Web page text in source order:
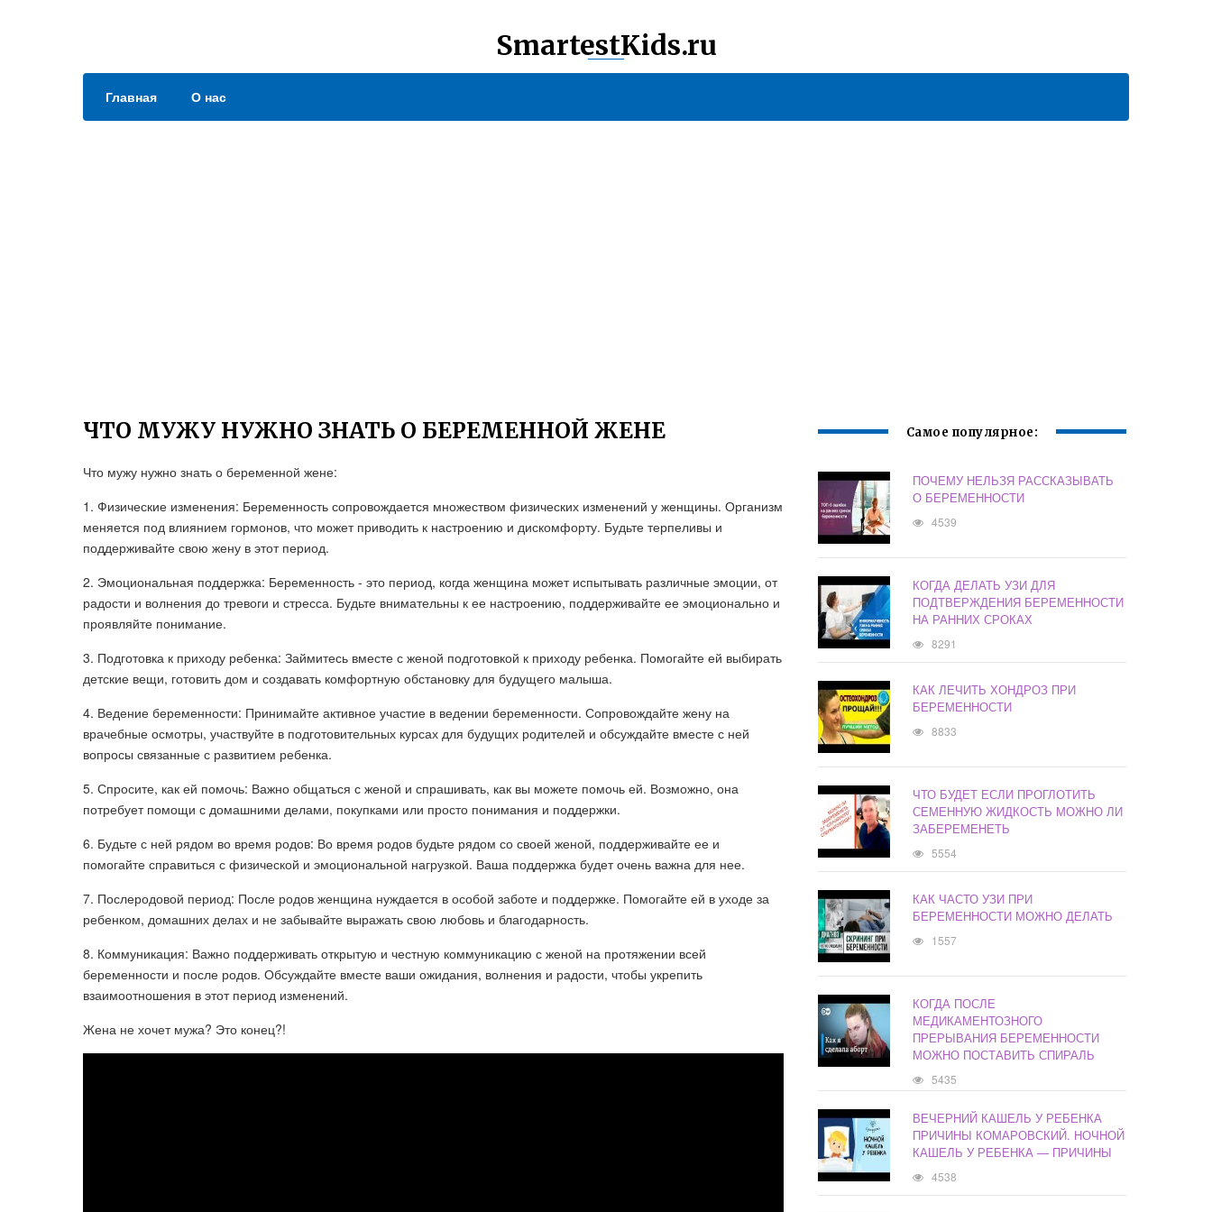
SmartestKids.ru
Главная О нас
ЧТО МУЖУ НУЖНО ЗНАТЬ О БЕРЕМЕННОЙ ЖЕНЕ
Что мужу нужно знать о беременной жене:
1. Физические изменения: Беременность сопровождается множеством физических изменений у женщины. Организм
меняется под влиянием гормонов, что может приводить к настроению и дискомфорту. Будьте терпеливы и
поддерживайте свою жену в этот период.
2. Эмоциональная поддержка: Беременность - это период, когда женщина может испытывать различные эмоции, от
радости и волнения до тревоги и стресса. Будьте внимательны к ее настроению, поддерживайте ее эмоционально и
проявляйте понимание.
3. Подготовка к приходу ребенка: Займитесь вместе с женой подготовкой к приходу ребенка. Помогайте ей выбирать
детские вещи, готовить дом и создавать комфортную обстановку для будущего малыша.
4. Ведение беременности: Принимайте активное участие в ведении беременности. Сопровождайте жену на
врачебные осмотры, участвуйте в подготовительных курсах для будущих родителей и обсуждайте вместе с ней
вопросы связанные с развитием ребенка.
5. Спросите, как ей помочь: Важно общаться с женой и спрашивать, как вы можете помочь ей. Возможно, она
потребует помощи с домашними делами, покупками или просто понимания и поддержки.
6. Будьте с ней рядом во время родов: Во время родов будьте рядом со своей женой, поддерживайте ее и
помогайте справиться с физической и эмоциональной нагрузкой. Ваша поддержка будет очень важна для нее.
7. Послеродовой период: После родов женщина нуждается в особой заботе и поддержке. Помогайте ей в уходе за
ребенком, домашних делах и не забывайте выражать свою любовь и благодарность.
8. Коммуникация: Важно поддерживать открытую и честную коммуникацию с женой на протяжении всей
беременности и после родов. Обсуждайте вместе ваши ожидания, волнения и радости, чтобы укрепить
взаимоотношения в этот период изменений.
Жена не хочет мужа? Это конец?!
Самое популярное:
ПОЧЕМУ НЕЛЬЗЯ РАССКАЗЫВАТЬ
О БЕРЕМЕННОСТИ
4539
КОГДА ДЕЛАТЬ УЗИ ДЛЯ
ПОДТВЕРЖДЕНИЯ БЕРЕМЕННОСТИ
НА РАННИХ СРОКАХ
8291
КАК ЛЕЧИТЬ ХОНДРОЗ ПРИ
БЕРЕМЕННОСТИ
8833
ЧТО БУДЕТ ЕСЛИ ПРОГЛОТИТЬ
СЕМЕННУЮ ЖИДКОСТЬ МОЖНО ЛИ
ЗАБЕРЕМЕНЕТЬ
5554
КАК ЧАСТО УЗИ ПРИ
БЕРЕМЕННОСТИ МОЖНО ДЕЛАТЬ
1557
КОГДА ПОСЛЕ
МЕДИКАМЕНТОЗНОГО
ПРЕРЫВАНИЯ БЕРЕМЕННОСТИ
МОЖНО ПОСТАВИТЬ СПИРАЛЬ
5435
ВЕЧЕРНИЙ КАШЕЛЬ У РЕБЕНКА
ПРИЧИНЫ КОМАРОВСКИЙ. НОЧНОЙ
КАШЕЛЬ У РЕБЕНКА — ПРИЧИНЫ
4538